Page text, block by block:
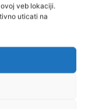
veb lokaciji.
uticati na